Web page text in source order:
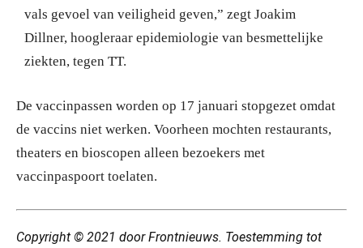
vals gevoel van veiligheid geven,” zegt Joakim
Dillner, hoogleraar epidemiologie van besmettelijke
ziekten, tegen TT.
De vaccinpassen worden op 17 januari stopgezet omdat
de vaccins niet werken. Voorheen mochten restaurants,
theaters en bioscopen alleen bezoekers met
vaccinpaspoort toelaten.
Copyright © 2021 door Frontnieuws. Toestemming tot